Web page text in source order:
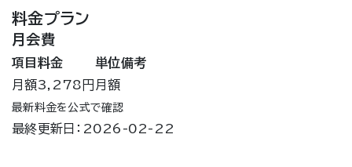
料金プラン
月会費
項目 料金 単位備考
月額3,278円 月額
最新料金を公式で確認
最終更新日：2026-02-22